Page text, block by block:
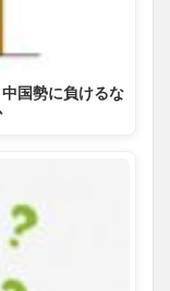
国勢に負けるな